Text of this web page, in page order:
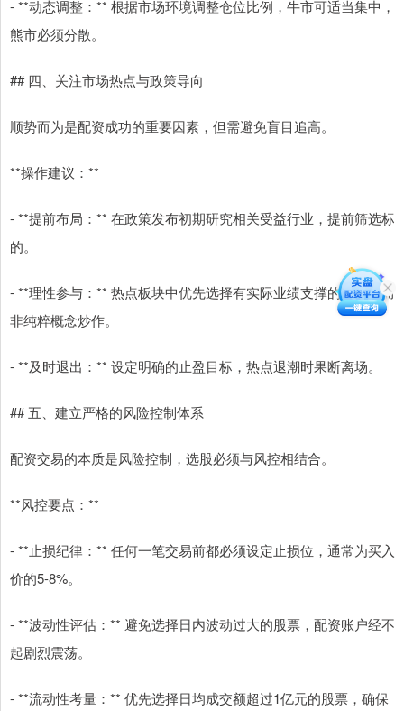
- **动态调整：** 根据市场环境调整仓位比例，牛市可适当集中，
熊市必须分散。
## 四、关注市场热点与政策导向
顺势而为是配资成功的重要因素，但需避免盲目追高。
**操作建议：**
- **提前布局：** 在政策发布初期研究相关受益行业，提前筛选标
的。
- **理性参与：** 热点板块中优先选择有实际业绩支撑的个股，而
非纯粹概念炒作。
- **及时退出：** 设定明确的止盈目标，热点退潮时果断离场。
## 五、建立严格的风险控制体系
配资交易的本质是风险控制，选股必须与风控相结合。
**风控要点：**
- **止损纪律：** 任何一笔交易前都必须设定止损位，通常为买入
价的5-8%。
- **波动性评估：** 避免选择日内波动过大的股票，配资账户经不
起剧烈震荡。
- **流动性考量：** 优先选择日均成交额超过1亿元的股票，确保